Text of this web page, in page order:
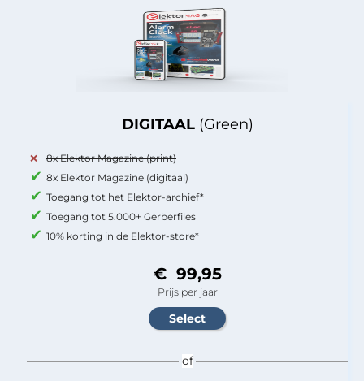
DIGITAAL (Green)
8x Elektor Magazine (print)
8x Elektor Magazine (digitaal)
Toegang tot het Elektor-archief*
Toegang tot 5.000+ Gerberfiles
10% korting in de Elektor-store*
€ 99,95
Prijs per jaar
of